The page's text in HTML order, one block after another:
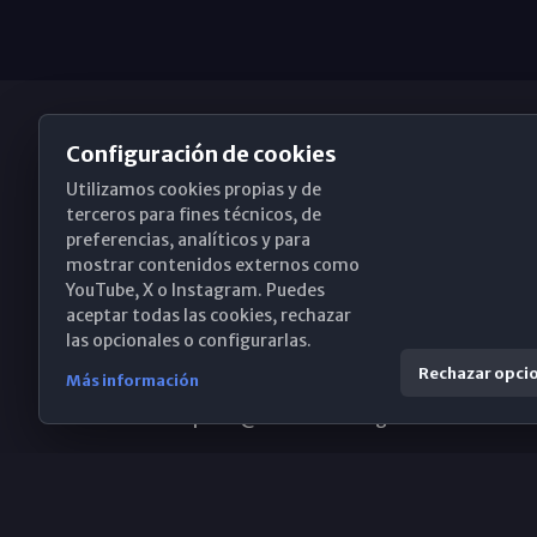
Obispado de Málaga
Santa María, 18-20. 29015 Málaga
(+34) 952 224 386
Configuración de cookies
Utilizamos cookies propias y de
terceros para fines técnicos, de
preferencias, analíticos y para
mostrar contenidos externos como
YouTube, X o Instagram. Puedes
aceptar todas las cookies, rechazar
las opcionales o configurarlas.
Más información Rechazar